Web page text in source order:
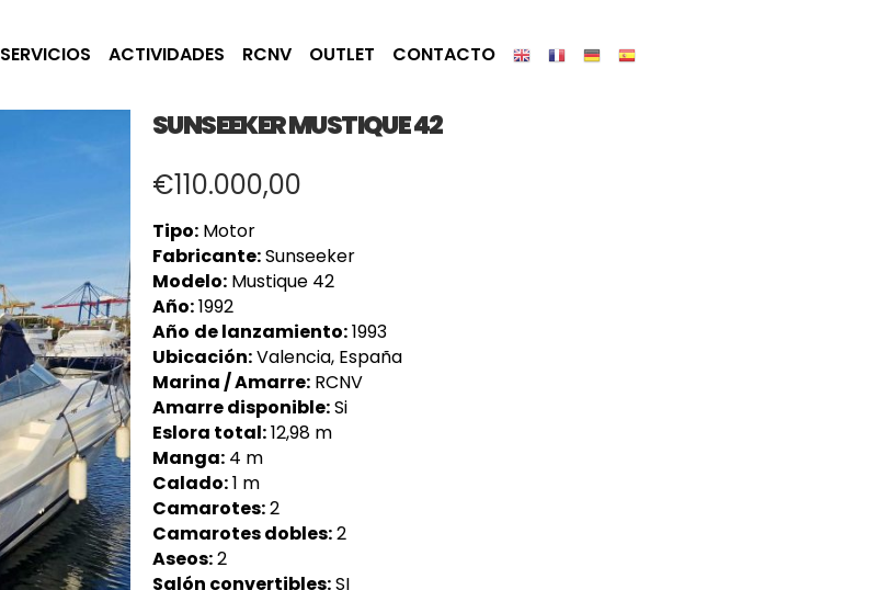
SERVICIOS ACTIVIDADES RCNV OUTLET CONTACTO
SUNSEEKER MUSTIQUE 42
€110.000,00
Tipo: Motor
Fabricante:Sunseeker
Modelo: Mustique 42
Año:1992
Año de lanzamiento:1993
Ubicación:Valencia, España
Marina / Amarre: RCNV
Amarre disponible:Si
Eslora total:12,98 m
Manga: 4 m
Calado:1 m
Camarotes:2
Camarotes dobles:2
Aseos:2
Salón convertibles:SI